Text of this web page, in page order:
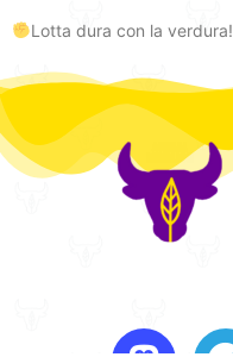
Lotta dura con la verdura!